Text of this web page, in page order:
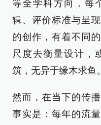
等全学科方向，每
辑、评价标准与呈
的创作，有着不同
尺度去衡量设计，
筑，无异于缘木求鱼。
然而，在当下的传
事实是：每年的流